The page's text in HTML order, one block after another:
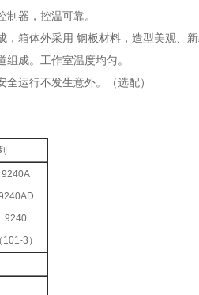
制器，控温可靠。
箱体外采用 钢板材料，造型美观、新
成。工作室温度均匀。
全运行不发生意外。（选配）
9240A
9240
（101-3）